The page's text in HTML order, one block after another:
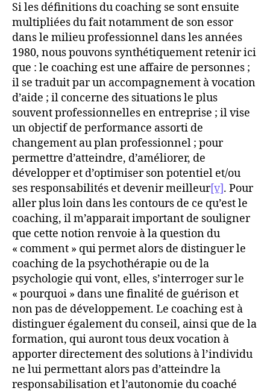
Si les définitions du coaching se sont ensuite
multipliées du fait notamment de son essor
dans le milieu professionnel dans les années
1980, nous pouvons synthétiquement retenir ici
que : le coaching est une affaire de personnes ;
il se traduit par un accompagnement à vocation
d’aide ; il concerne des situations le plus
souvent professionnelles en entreprise ; il vise
un objectif de performance assorti de
changement au plan professionnel ; pour
permettre d’atteindre, d’améliorer, de
développer et d’optimiser son potentiel et/ou
ses responsabilités et devenir meilleur[v]. Pour
aller plus loin dans les contours de ce qu’est le
coaching, il m’apparait important de souligner
que cette notion renvoie à la question du
« comment » qui permet alors de distinguer le
coaching de la psychothérapie ou de la
psychologie qui vont, elles, s’interroger sur le
« pourquoi » dans une finalité de guérison et
non pas de développement. Le coaching est à
distinguer également du conseil, ainsi que de la
formation, qui auront tous deux vocation à
apporter directement des solutions à l’individu
ne lui permettant alors pas d’atteindre la
responsabilisation et l’autonomie du coaché